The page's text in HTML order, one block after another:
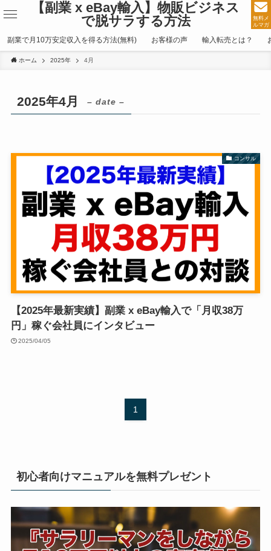
【副業 x eBay輸入】物販ビジネス
で脱サラする方法
無料メ
ルマガ
副業で月10万安定収入を得る方法(無料) お客様の声 輸入転売とは？
ホーム 2025年 4月
2025年4月 – date –
コンサル
【2025年最新実績】副業 x eBay輸入で「月収38万
円」稼ぐ会社員にインタビュー
2025/04/05
1
初心者向けマニュアルを無料プレゼント